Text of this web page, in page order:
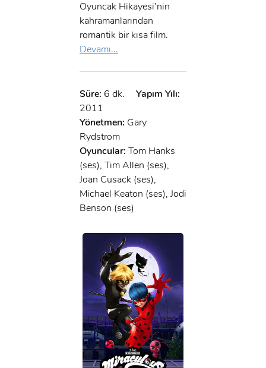
Oyuncak Hikayesi’nin
kahramanlarından
romantik bir kısa film.
Devamı...
Süre: 6 dk.
Yapım Yılı:
2011
Yönetmen: Gary
Rydstrom
Oyuncular: Tom Hanks
(ses), Tim Allen (ses),
Joan Cusack (ses),
Michael Keaton (ses), Jodi
Benson (ses)